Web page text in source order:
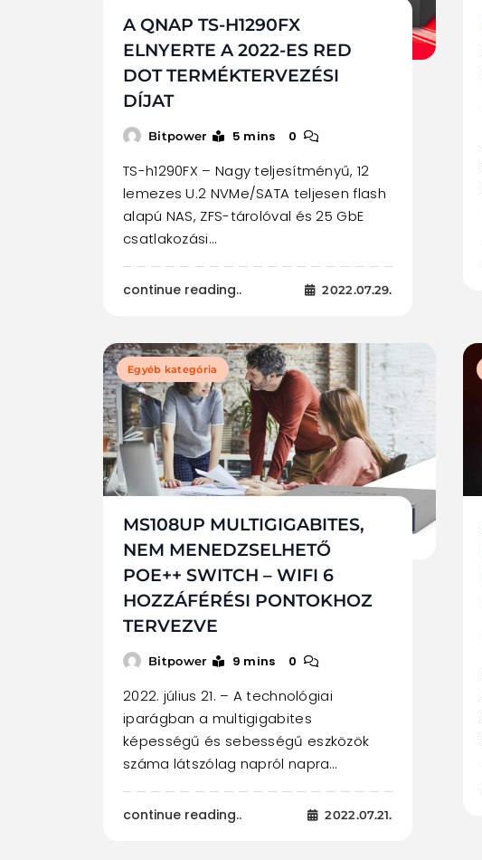
A QNAP TS-H1290FX
ELNYERTE A 2022-ES RED
DOT TERMÉKTERVEZÉSI
DÍJAT
Bitpower 5 mins 0
TS-h1290FX – Nagy teljesítményű, 12
lemezes U.2 NVMe/SATA teljesen flash
alapú NAS, ZFS-tárolóval és 25 GbE
csatlakozási…
continue reading.. 2022.07.29.
Egyéb kategória
MS108UP MULTIGIGABITES,
NEM MENEDZSELHETŐ
POE++ SWITCH – WIFI 6
HOZZÁFÉRÉSI PONTOKHOZ
TERVEZVE
Bitpower 9 mins 0
2022. július 21. – A technológiai
iparágban a multigigabites
képességű és sebességű eszközök
száma látszólag napról napra…
continue reading.. 2022.07.21.